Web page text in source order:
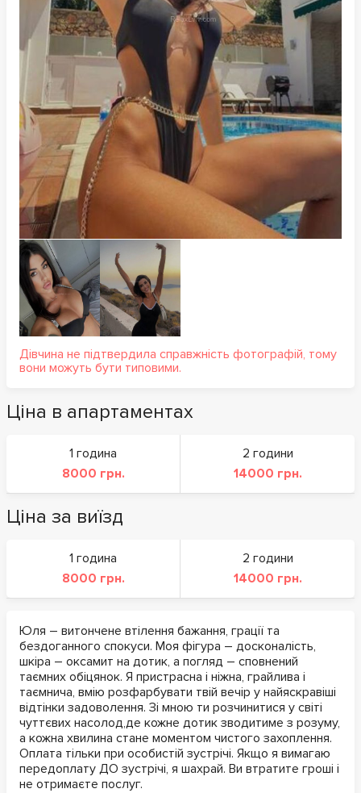
Дівчина не підтвердила справжність фотографій, тому
вони можуть бути типовими.
Ціна в апартаментах
1 година
8000 грн.
2 години
14000 грн.
Ціна за виїзд
1 година
8000 грн.
2 години
14000 грн.
Юля – витончене втілення бажання, грації та
бездоганного спокуси. Моя фігура – досконалість,
шкіра – оксамит на дотик, а погляд – сповнений
таємних обіцянок. Я пристрасна і ніжна, грайлива і
таємнича, вмію розфарбувати твій вечір у найяскравіші
відтінки задоволення. Зі мною ти розчинитися у світі
чуттєвих насолод,де кожне дотик зводитиме з розуму,
а кожна хвилина стане моментом чистого захоплення.
Оплата тільки при особистій зустрічі. Якщо я вимагаю
передоплату ДО зустрічі, я шахрай. Ви втратите гроші і
не отримаєте послуг.